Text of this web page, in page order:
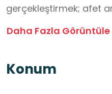
gerçekleştirmek; afet
ilk yardım ve acil
sağlamak yer
Daha Fazla Görüntüle
Konum